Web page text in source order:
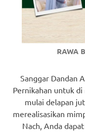
RAWA
Sanggar Dandan
Pernikahan untuk
mulai delapan
merealisasikan
Nach, Anda